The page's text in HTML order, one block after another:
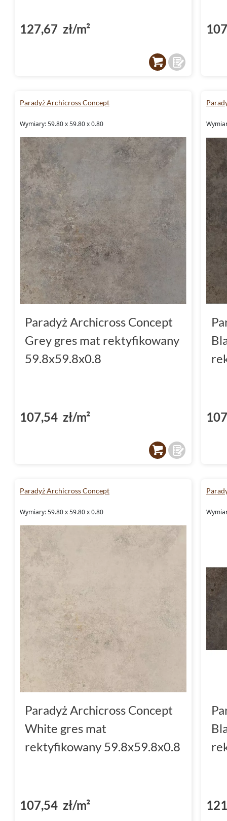
127,67 zł/m²
Paradyż Archicross Concept
Wymiary: 59.80 x 59.80 x 0.80
Paradyż Archicross Concept
Grey gres mat rektyfikowany
59.8x59.8x0.8
107,54 zł/m²
Paradyż Archicross Concept
Wymiary: 59.80 x 59.80 x 0.80
Paradyż Archicross Concept
White gres mat
rektyfikowany 59.8x59.8x0.8
107,54 zł/m²